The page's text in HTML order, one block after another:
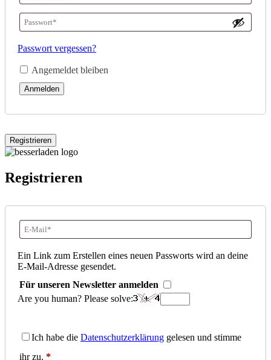
oder
E-
Mail-
Adresse*
Erforderlich
Passwort*
Passwort vergessen?
Angemeldet bleiben
Anmelden
Registrieren
Registrieren
E-
Adresse*
Erforderlich
Ein Link zum Erstellen eines neuen Passworts wird an deine
E-Mail-Adresse gesendet.
Für unseren Newsletter anmelden
Are you human? Please solve:
Ich habe die Datenschutzerklärung gelesen und stimme
ihr zu. *